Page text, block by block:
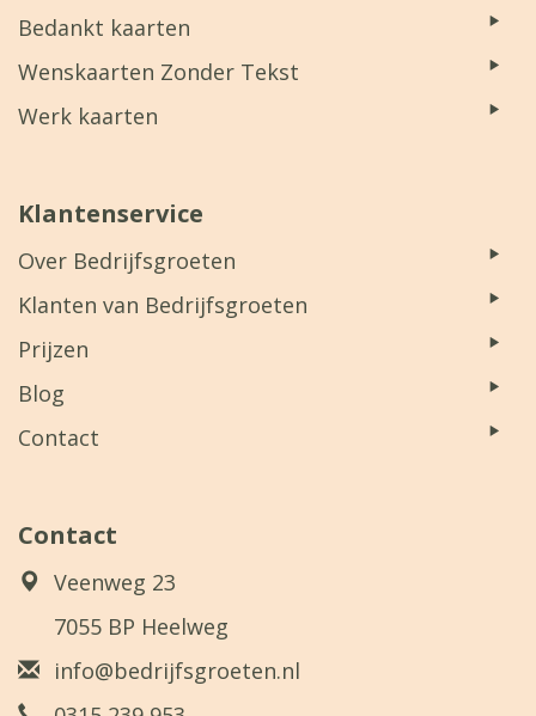
Bedankt kaarten
Wenskaarten Zonder Tekst
Werk kaarten
Klantenservice
Over Bedrijfsgroeten
Klanten van Bedrijfsgroeten
Prijzen
Blog
Contact
Contact
Veenweg 23
7055 BP Heelweg
info@bedrijfsgroeten.nl